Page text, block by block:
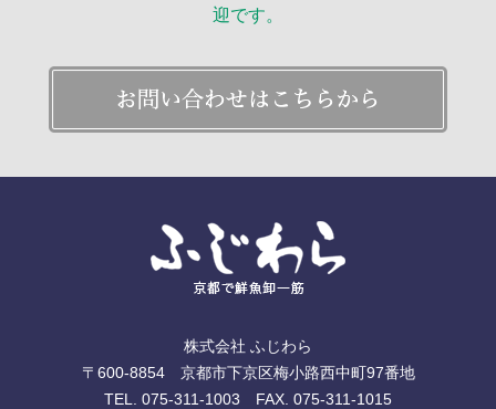
迎です。
株式会社 ふじわら
〒600-8854 京都市下京区梅小路西中町97番地
TEL. 075-311-1003 FAX. 075-311-1015